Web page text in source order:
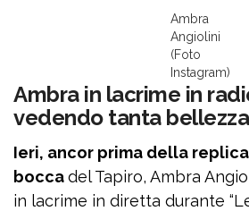
Ambra
Angiolini
(Foto
Instagram)
Ambra in lacrime in
vedendo tanta
Ieri, ancor prima della
boccadel Tapiro, Ambra
in lacrime in diretta durante